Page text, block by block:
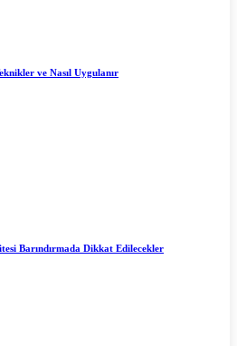
ve Nasıl Uygulanır
Barındırmada Dikkat Edilecekler